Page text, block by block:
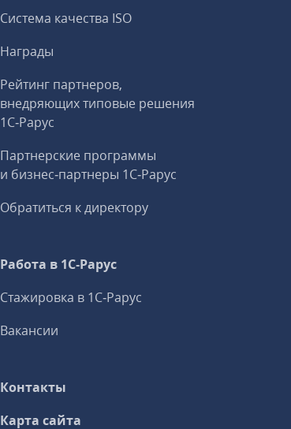
Система качества ISO
Награды
Рейтинг партнеров,
внедряющих типовые решения
1С‑Рарус
Партнерские программы
и бизнес‑партнеры 1С‑Рарус
Обратиться к директору
Работа в 1С‑Рарус
Стажировка в 1С‑Рарус
Вакансии
Контакты
Карта сайта